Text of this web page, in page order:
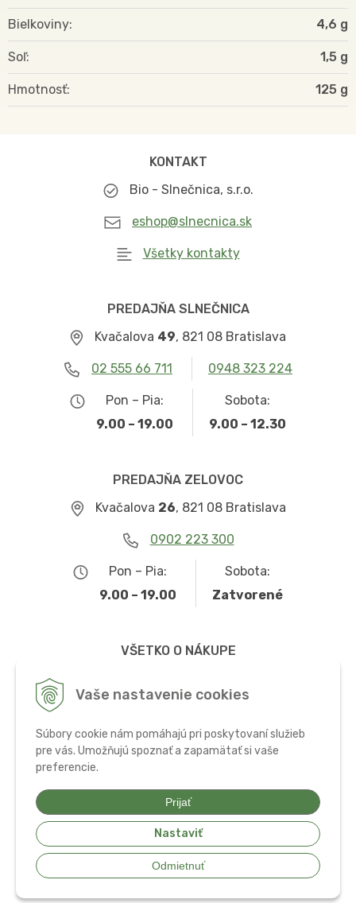
Vaše nastavenie cookies
Súbory cookie nám pomáhajú pri poskytovaní služieb
pre vás. Umožňujú spoznať a zapamätať si vaše
preferencie.
Prijať
Nastaviť
Odmietnuť
Bielkoviny 4,6 g
Soľ 1,5 g
Hmotnosť 125
KONTAKT
Bio - Slnečnica, s.r.o.
eshop@slnecnica.sk
Všetky kontakty
PREDAJŇA SLNEČNICA
Kvačalova 49, 821 08 Bratislava
02 555 66 711 0948 323 224
Pon – Pia:
9.00 – 19.00
Sobota:
9.00 – 12.30
PREDAJŇA ZELOVOC
Kvačalova 26, 821 08 Bratislava
0902 223 300
Pon – Pia:
9.00 – 19.00
Sobota:
Zatvorené
VŠETKO O NÁKUPE
Ochrana osobných údajov
© 2026 Bio potraviny, zdravá výživa a doplnky • tvorba eshopu cez